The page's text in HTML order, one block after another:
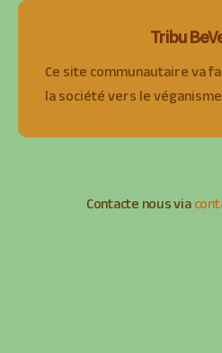
Tribu
Ce site communautaire va
la société vers le
Contacte nous via